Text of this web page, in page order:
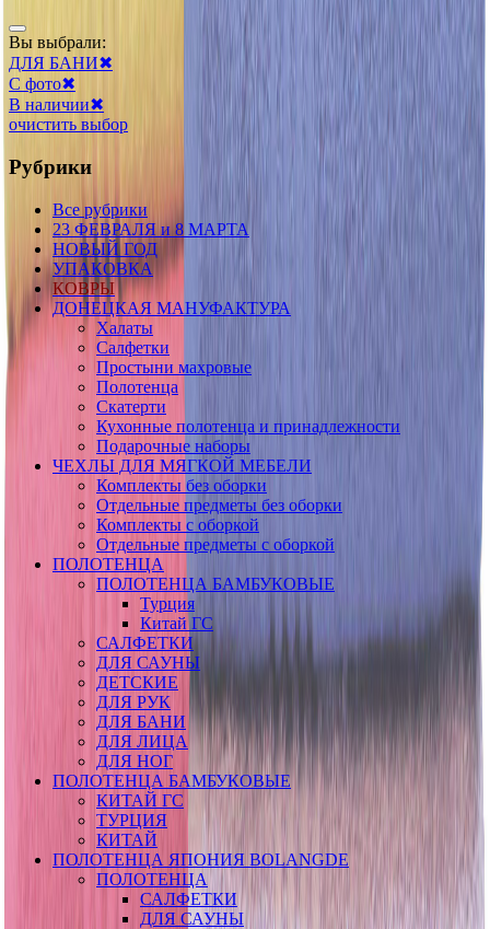
Вы выбрали:
ДЛЯ БАНИ✖
С фото✖
В наличии✖
очистить выбор
Рубрики
Все рубрики
23 ФЕВРАЛЯ и 8 МАРТА
НОВЫЙ ГОД
УПАКОВКА
КОВРЫ
ДОНЕЦКАЯ МАНУФАКТУРА
Халаты
Салфетки
Простыни махровые
Полотенца
Скатерти
Кухонные полотенца и принадлежности
Подарочные наборы
ЧЕХЛЫ ДЛЯ МЯГКОЙ МЕБЕЛИ
Комплекты без оборки
Отдельные предметы без оборки
Комплекты с оборкой
Отдельные предметы с оборкой
ПОЛОТЕНЦА
ПОЛОТЕНЦА БАМБУКОВЫЕ
Турция
Китай ГС
САЛФЕТКИ
ДЛЯ САУНЫ
ДЕТСКИЕ
ДЛЯ РУК
ДЛЯ БАНИ
ДЛЯ ЛИЦА
ДЛЯ НОГ
ПОЛОТЕНЦА БАМБУКОВЫЕ
КИТАЙ ГС
ТУРЦИЯ
КИТАЙ
ПОЛОТЕНЦА ЯПОНИЯ BOLANGDE
ПОЛОТЕНЦА
САЛФЕТКИ
ДЛЯ САУНЫ